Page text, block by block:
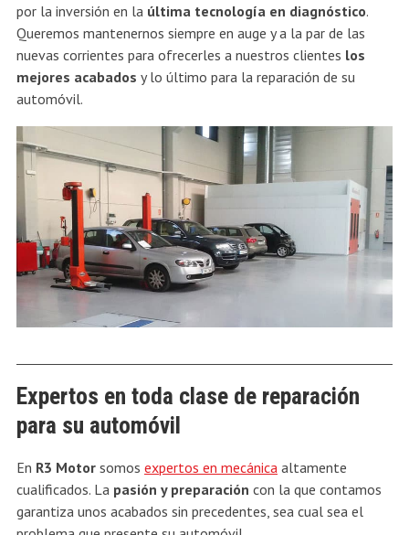
por la inversión en la última tecnología en diagnóstico.
Queremos mantenernos siempre en auge y a la par de las
nuevas corrientes para ofrecerles a nuestros clientes los
mejores acabados y lo último para la reparación de su
automóvil.
Expertos en toda clase de reparación
para su automóvil
En R3 Motor somos expertos en mecánica altamente
cualificados. La pasión y preparación con la que contamos
garantiza unos acabados sin precedentes, sea cual sea el